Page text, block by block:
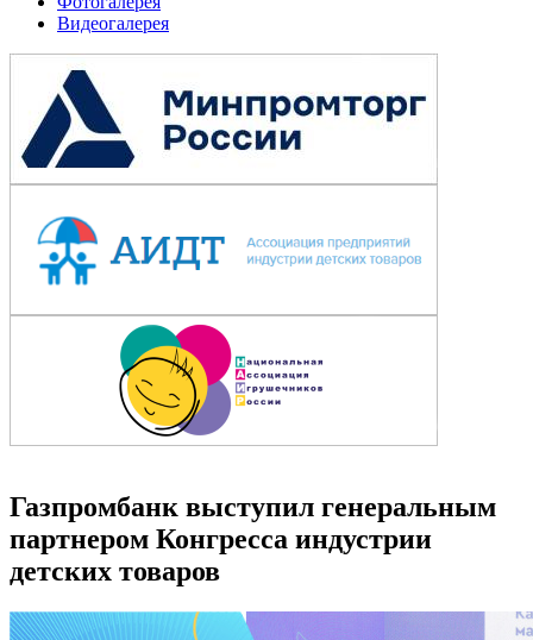
Видеогалерея
Газпромбанк выступил генеральным
партнером Конгресса индустрии
детских товаров